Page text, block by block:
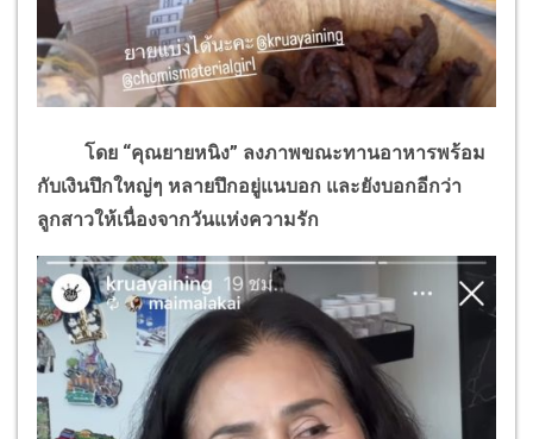
โดย “คุณยายหนิง” ลงภาพขณะทานอาหารพร้อม
กับเงินปึกใหญ่ๆ หลายปึกอยู่แนบอก และยังบอกอีกว่า
ลูกสาวให้เนื่องจากวันแห่งความรัก